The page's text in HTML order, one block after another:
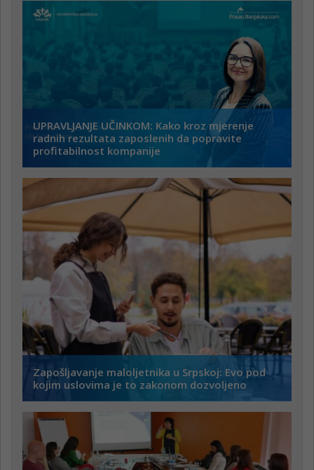
UPRAVLJANJE UČINKOM: Kako kroz mjerenje
radnih rezultata zaposlenih da popravite
profitabilnost kompanije
Zapošljavanje maloljetnika u Srpskoj: Evo pod
kojim uslovima je to zakonom dozvoljeno